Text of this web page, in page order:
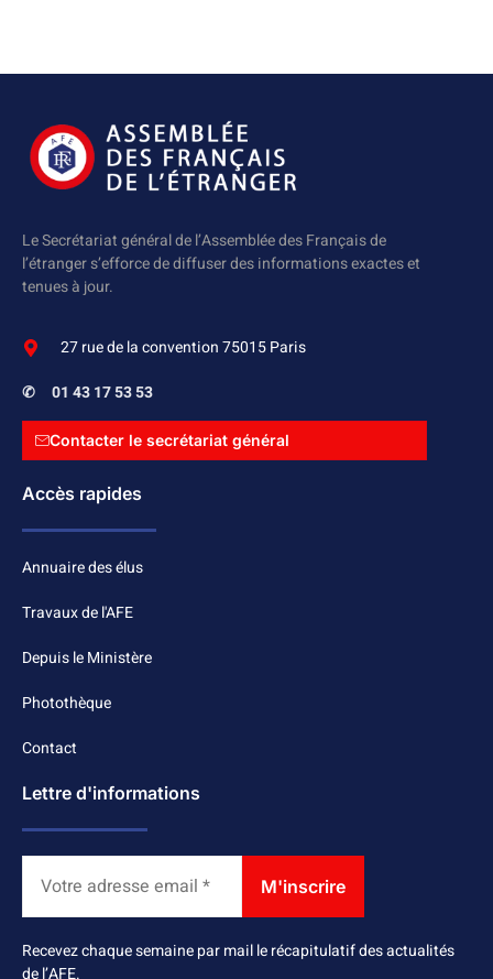
Le Secrétariat général de l’Assemblée des Français de
l’étranger s’efforce de diffuser des informations exactes et
tenues à jour.
27 rue de la convention 75015 Paris
✆ 01 43 17 53 53
Contacter le secrétariat général
Accès rapides
Annuaire des élus
Travaux de l'AFE
Depuis le Ministère
Photothèque
Contact
Lettre d'informations
Recevez chaque semaine par mail le récapitulatif des actualités
de l’AFE.